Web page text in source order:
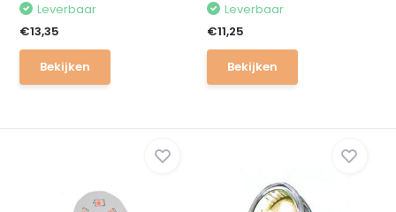
Leverbaar
€13,35
Bekijken
Leverbaar
€11,25
Bekijken